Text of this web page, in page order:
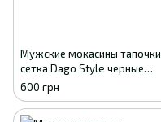
Мужские мокасины тапочки
сетка Dago Style черные
летние 41
600 грн